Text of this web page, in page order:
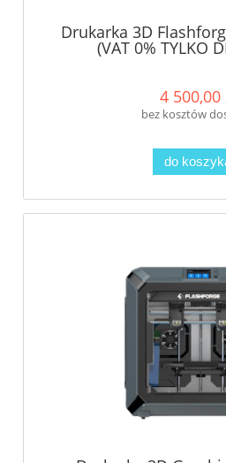
Drukarka 3D
(VAT 0% TYLKO
4 500,00
bez kosztów
do